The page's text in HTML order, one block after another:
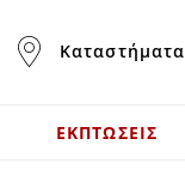
ContentΚαταστήματα
ΕΚΠΤΩΣΕΙΣ